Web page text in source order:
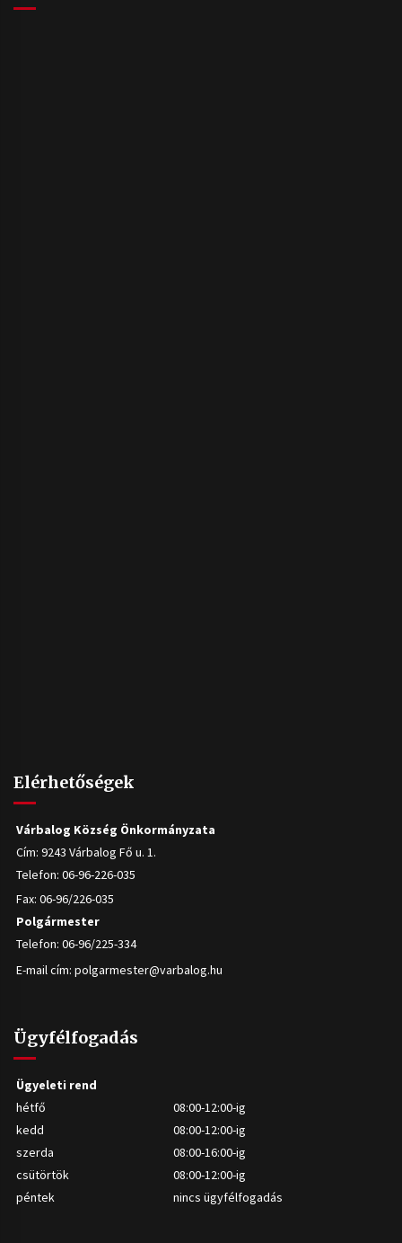
Elérhetőségek
Várbalog Község Önkormányzata
Cím: 9243 Várbalog Fő u. 1.
Telefon: 06-96-226-035
Fax: 06-96/226-035
Polgármester
Telefon: 06-96/225-334
E-mail cím: polgarmester@varbalog.hu
Ügyfélfogadás
Ügyeleti rend
hétfő
08:00-12:00-ig
kedd
08:00-12:00-ig
szerda
08:00-16:00-ig
csütörtök
08:00-12:00-ig
péntek
nincs ügyfélfogadás